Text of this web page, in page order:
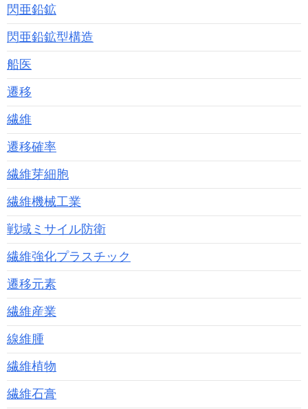
閃亜鉛鉱
閃亜鉛鉱型構造
船医
遷移
繊維
遷移確率
繊維芽細胞
繊維機械工業
戦域ミサイル防衛
繊維強化プラスチック
遷移元素
繊維産業
線維腫
繊維植物
繊維石膏